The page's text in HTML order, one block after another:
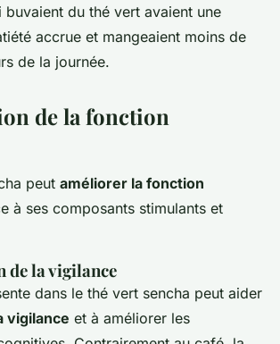
buvaient du thé vert avaient une
accrue et mangeaient moins de
de la journée.
de la fonction
peut améliorer la fonction
à ses composants stimulants et
de la vigilance
dans le thé vert sencha peut aider
vigilance et à améliorer les